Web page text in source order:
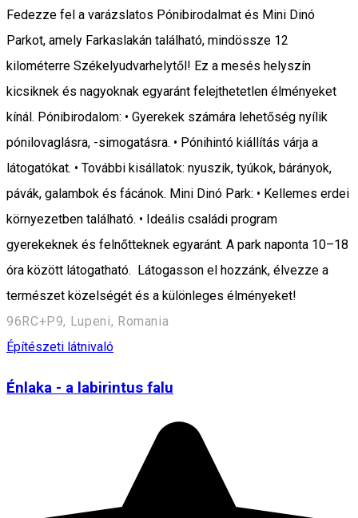
Fedezze fel a varázslatos Pónibirodalmat és Mini Dinó
Parkot, amely Farkaslakán található, mindössze 12
kilométerre Székelyudvarhelytől! Ez a mesés helyszín
kicsiknek és nagyoknak egyaránt felejthetetlen élményeket
kínál. Pónibirodalom: • Gyerekek számára lehetőség nyílik
pónilovaglásra, -simogatásra. • Pónihintó kiállítás várja a
látogatókat. • További kisállatok: nyuszik, tyúkok, bárányok,
pávák, galambok és fácánok. Mini Dinó Park: • Kellemes erdei
környezetben található. • Ideális családi program
gyerekeknek és felnőtteknek egyaránt. A park naponta 10–18
óra között látogatható. Látogasson el hozzánk, élvezze a
természet közelségét és a különleges élményeket!
96RC+P9, Lupeni, Romania
Építészeti látnivaló
Énlaka - a labirintus falu